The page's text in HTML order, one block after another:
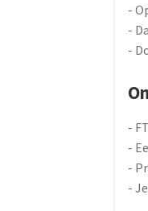
-
-
-
-
-
-
-